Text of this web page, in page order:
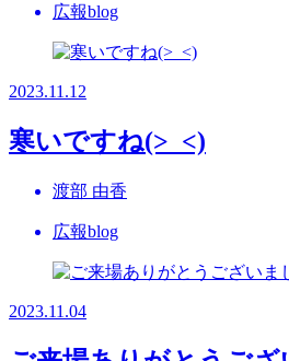
広報blog
2023.11.12
寒いですね(>_<)
渡部 由香
広報blog
2023.11.04